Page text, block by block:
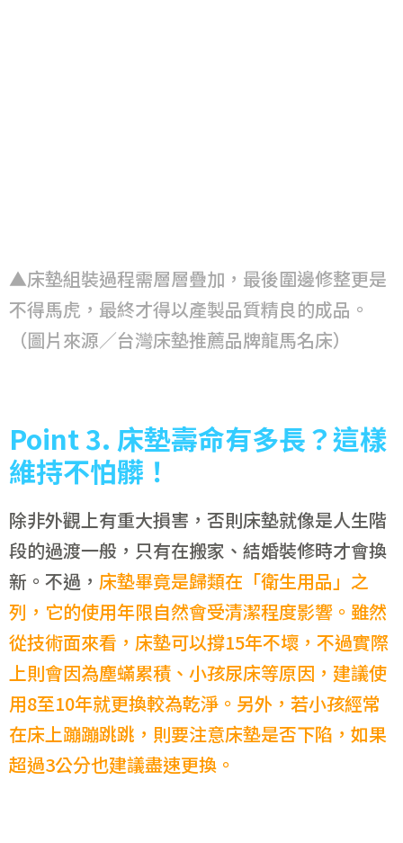
▲床墊組裝過程需層層疊加，最後圍邊修整更是
不得馬虎，最終才得以產製品質精良的成品。
（圖片來源／台灣床墊推薦品牌龍馬名床）
Point3. 床墊壽命有多長？這樣
維持不怕髒！
除非外觀上有重大損害，否則床墊就像是人生階
段的過渡一般，只有在搬家、結婚裝修時才會換
新。不過， 床墊畢竟是歸類在「衛生用品」之
列，它的使用年限自然會受清潔程度影響。雖然
從技術面來看，床墊可以撐15年不壞，不過實際
上則會因為塵蟎累積、小孩尿床等原因，建議使
用8至10年就更換較為乾淨。另外，若小孩經常
在床上蹦蹦跳跳，則要注意床墊是否下陷，如果
超過3公分也建議盡速更換。